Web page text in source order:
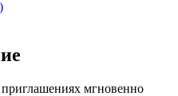
мгновенно